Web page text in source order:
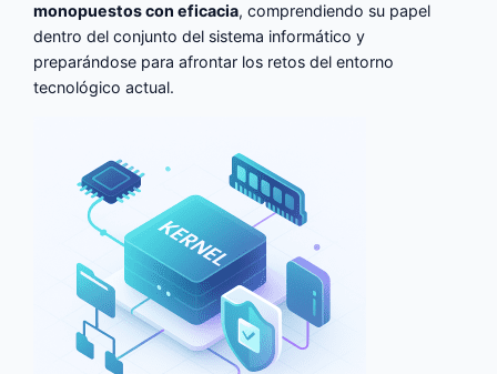
monopuestos con eficacia, comprendiendo su papel
dentro del conjunto del sistema informático y
preparándose para afrontar los retos del entorno
tecnológico actual.